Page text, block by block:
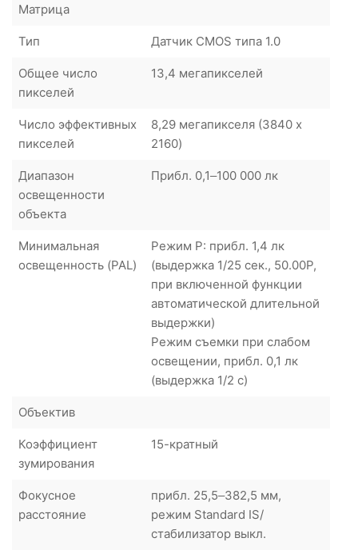
Матрица
Тип Датчик CMOS типа 1.0
Общее число
пикселей
13,4 мегапикселей
Число эффективных
пикселей
8,29 мегапикселя (3840 x
2160)
Диапазон
освещенности
объекта
Прибл. 0,1–100 000 лк
Минимальная
освещенность (PAL)
Режим P: прибл. 1,4 лк
(выдержка 1/25 сек., 50.00P,
при включенной функции
автоматической длительной
выдержки)
Режим съемки при слабом
освещении, прибл. 0,1 лк
(выдержка 1/2 с)
Объектив
Коэффициент
зумирования
15-кратный
Фокусное
расстояние
прибл. 25,5–382,5 мм,
режим Standard IS/
стабилизатор выкл.